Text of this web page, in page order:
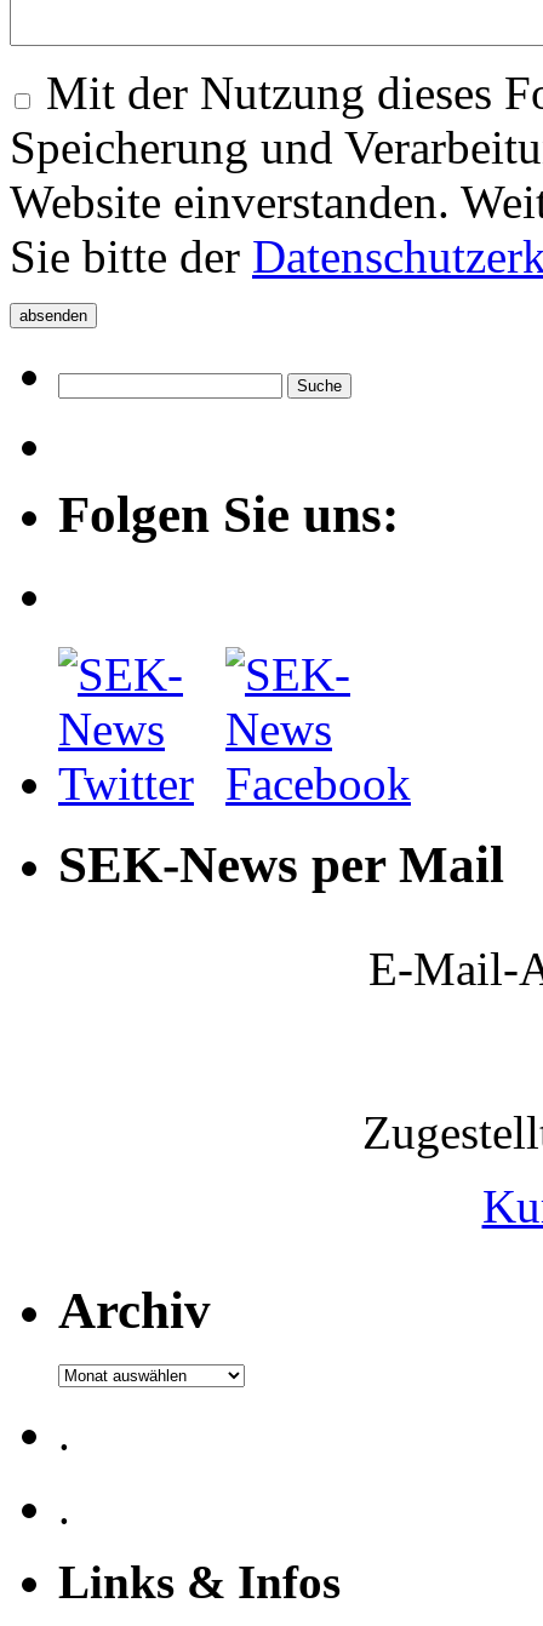
Mit der Nutzung dieses
Speicherung und
Website einverstanden.
Sie bitte der
Folgen Sie uns:
SEK-News per Mail
E-Mail-
Archiv
Archiv
.
.
Links & Infos